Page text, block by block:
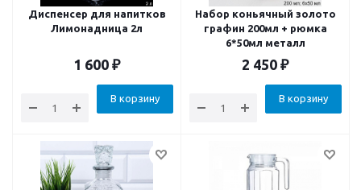
Диспенсер для напитков
Лимонадница 2л
1 600 ₽
В корзину
Набор коньячный золото
графин 200мл + рюмка
6*50мл металл
2 450 ₽
В корзину